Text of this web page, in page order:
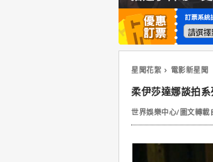
星聞花絮 電影新星聞
柔伊莎達娜談拍
世界娛樂中心/圖文轉載